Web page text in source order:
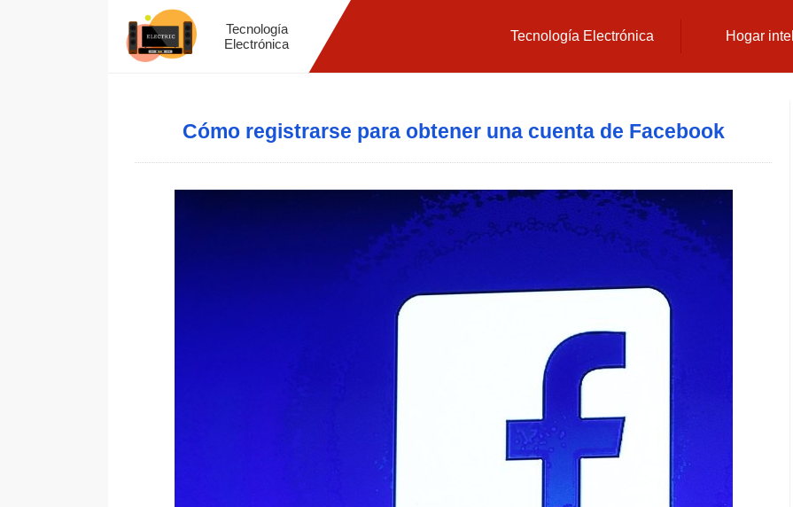
Tecnología
Electrónica
Tecnología Electrónica Hogar
Cómo registrarse para obtener una cuenta de Facebook